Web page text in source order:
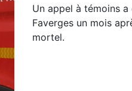
Un appel à témoins a
Faverges un mois
mortel.